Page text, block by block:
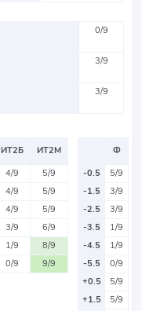
0/9
3/9
3/9
ИТ2Б
ИТ2М
4/9
5/9
4/9
5/9
4/9
5/9
3/9
6/9
1/9
8/9
0/9 9/9
Ф
-0.5
5/9
-1.5
3/9
-2.5
3/9
-3.5
1/9
-4.5
1/9
-5.5
0/9
+0.5
5/9
+1.5
5/9